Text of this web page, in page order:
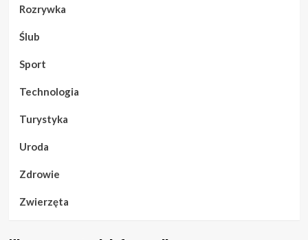
Rozrywka
Ślub
Sport
Technologia
Turystyka
Uroda
Zdrowie
Zwierzęta